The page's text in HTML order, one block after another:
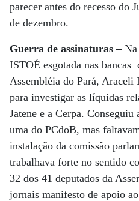
parecer antes do recesso do
de dezembro.
Guerra de assinaturas –
ISTOÉ esgotada nas
Assembléia do Pará, Araceli
para investigar as líquidas
Jatene e a Cerpa.
uma do PCdoB, mas
instalação da comissão
trabalhava forte no sentido
32 dos 41 deputados da
jornais manifesto de apoio